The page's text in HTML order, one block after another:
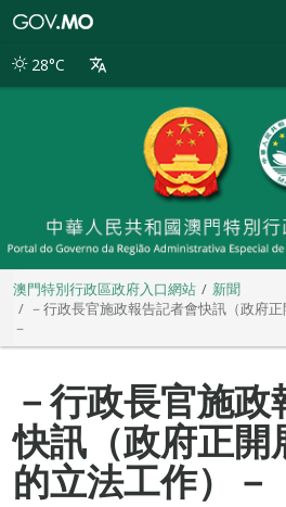
別
28°C
澳門特別行政區政府入口網站
新聞
－行政長官施政報告記者會快訊（政府正
－
－行政長官施
快訊（政府正開
的立法工作）－